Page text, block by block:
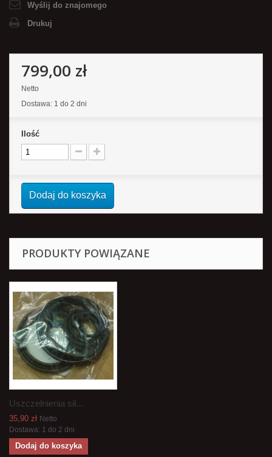
Wyślij do znajomego
Drukuj
799,00 zł
Netto
Dostawa: 1 do 2 dni
Ilość
Dodaj do koszyka
PRODUKTY POWIĄZANE
Uszczelnienia sił...
35,90 zł Netto
Dostawa: 1 do 2 dni
Dodaj do koszyka